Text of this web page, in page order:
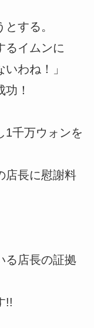
する。
るイムンに
わね！」
！
1千万ウォンを
店長に慰謝料
る店長の証拠
!!